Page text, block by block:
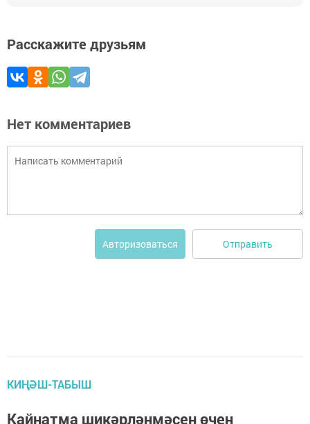
Расскажите друзьям
Нет комментариев
Авторизоваться Отправить
КИҢӘШ-ТАБЫШ
Кайнатма шикәрләнмәсен өчен